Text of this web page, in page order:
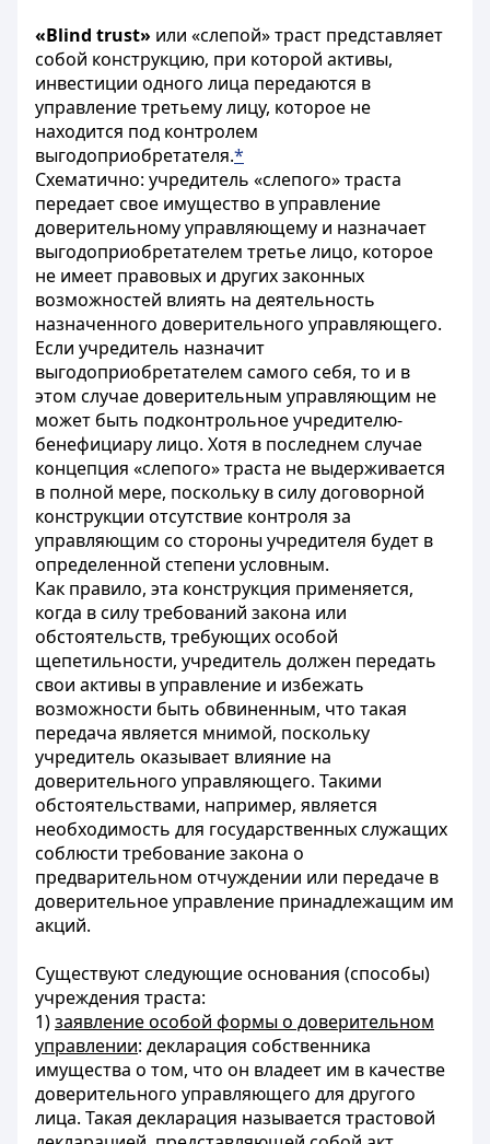
«Blind trust» или «слепой» траст представляет
собой конструкцию, при которой активы,
инвестиции одного лица передаются в
управление третьему лицу, которое не
находится под контролем
выгодоприобретателя.*
Схематично: учредитель «слепого» траста
передает свое имущество в управление
доверительному управляющему и назначает
выгодоприобретателем третье лицо, которое
не имеет правовых и других законных
возможностей влиять на деятельность
назначенного доверительного управляющего.
Если учредитель назначит
выгодоприобретателем самого себя, то и в
этом случае доверительным управляющим не
может быть подконтрольное учредителю-
бенефициару лицо. Хотя в последнем случае
концепция «слепого» траста не выдерживается
в полной мере, поскольку в силу договорной
конструкции отсутствие контроля за
управляющим со стороны учредителя будет в
определенной степени условным.
Как правило, эта конструкция применяется,
когда в силу требований закона или
обстоятельств, требующих особой
щепетильности, учредитель должен передать
свои активы в управление и избежать
возможности быть обвиненным, что такая
передача является мнимой, поскольку
учредитель оказывает влияние на
доверительного управляющего. Такими
обстоятельствами, например, является
необходимость для государственных служащих
соблюсти требование закона о
предварительном отчуждении или передаче в
доверительное управление принадлежащим им
акций.
Существуют следующие основания (способы)
учреждения траста:
1)заявление особой формы о доверительном
управлении: декларация собственника
имущества о том, что он владеет им в качестве
доверительного управляющего для другого
лица. Такая декларация называется трастовой